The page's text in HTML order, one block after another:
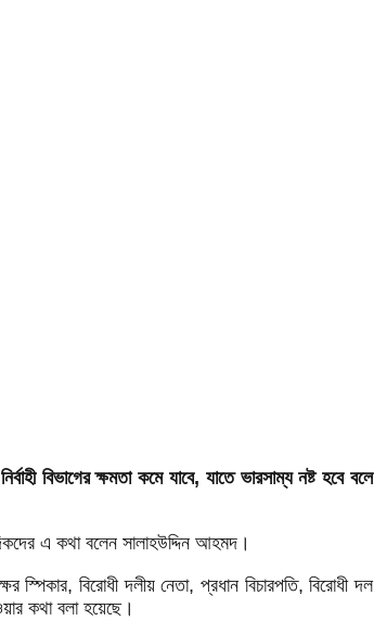
বিভাগের ক্ষমতা কমে যাবে, যাতে ভারসাম্য নষ্ট হবে বলে
এ কথা বলেন সালাহউদ্দিন আহমদ।
স্পিকার, বিরোধী দলীয় নেতা, প্রধান বিচারপতি, বিরোধী দল
কথা বলা হয়েছে।